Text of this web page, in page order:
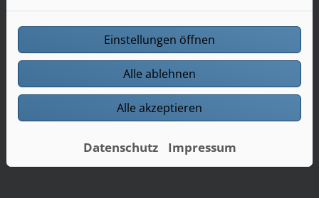
Einstellungen öffnen
Alle ablehnen
Alle akzeptieren
Datenschutz Impressum